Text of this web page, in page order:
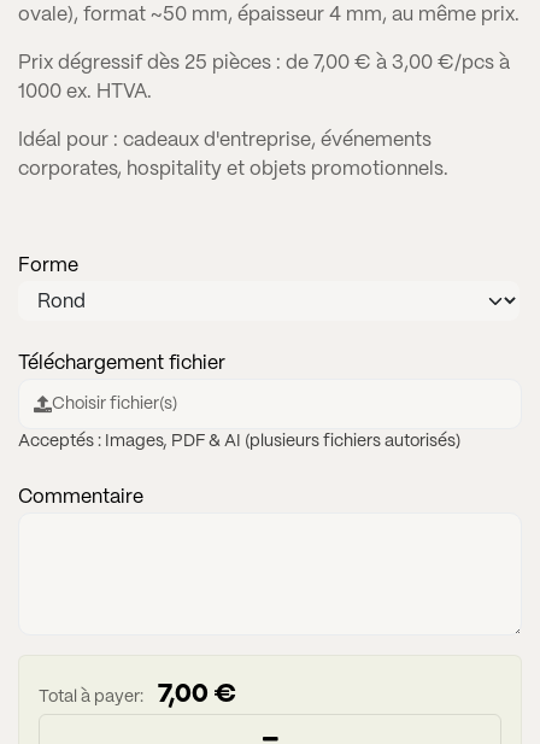
ovale), format ~50 mm, épaisseur 4 mm, au même prix.
Prix dégressif dès 25 pièces : de 7,00 € à 3,00 €/pcs à
1000 ex. HTVA.
Idéal pour : cadeaux d'entreprise, événements
corporates, hospitality et objets promotionnels.
Forme
Téléchargement fichier
Choisir fichier(s)
Acceptés : Images, PDF & AI (plusieurs fichiers autorisés)
Commentaire
Total à payer: 7,00 €